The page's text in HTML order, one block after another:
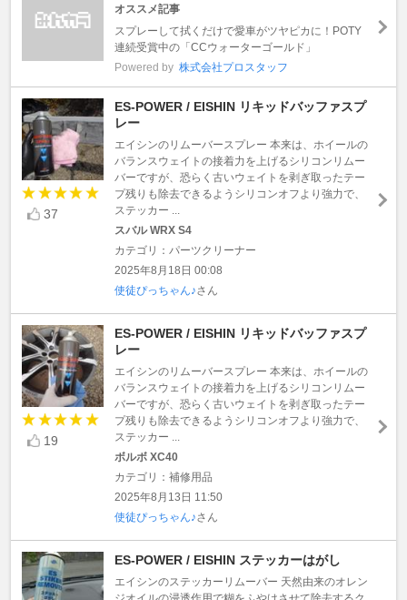
オススメ記事
スプレーして拭くだけで愛車がツヤピカに！POTY
連続受賞中の「CCウォーターゴールド」
Powered by 株式会社プロスタッフ
37
ES-POWER / EISHIN リキッドバッファスプ
レー
エイシンのリムーバースプレー 本来は、ホイールの
バランスウェイトの接着力を上げるシリコンリムー
バーですが、恐らく古いウェイトを剥ぎ取ったテー
プ残りも除去できるようシリコンオフより強力で、
ステッカー ...
スバル WRX S4
カテゴリ：パーツクリーナー
2025年8月18日 00:08
使徒ぴっちゃん♪さん
19
ES-POWER / EISHIN リキッドバッファスプ
レー
エイシンのリムーバースプレー 本来は、ホイールの
バランスウェイトの接着力を上げるシリコンリムー
バーですが、恐らく古いウェイトを剥ぎ取ったテー
プ残りも除去できるようシリコンオフより強力で、
ステッカー ...
ボルボ XC40
カテゴリ：補修用品
2025年8月13日 11:50
使徒ぴっちゃん♪さん
ES-POWER / EISHIN ステッカーはがし
エイシンのステッカーリムーバー 天然由来のオレン